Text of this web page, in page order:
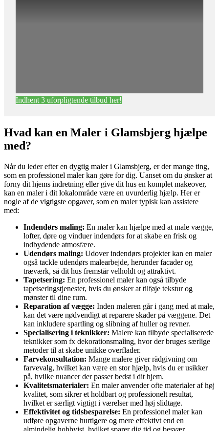
Indhent 3 uforpligtende tilbud her!
Hvad kan en Maler i Glamsbjerg hjælpe
med?
Når du leder efter en dygtig maler i Glamsbjerg, er der mange ting,
som en professionel maler kan gøre for dig. Uanset om du ønsker at
forny dit hjems indretning eller give dit hus en komplet makeover,
kan en maler i dit lokalområde være en uvurderlig hjælp. Her er
nogle af de vigtigste opgaver, som en maler typisk kan assistere
med:
Indendørs maling: En maler kan hjælpe med at male vægge,
lofter, døre og vinduer indendørs for at skabe en frisk og
indbydende atmosfære.
Udendørs maling: Udover indendørs projekter kan en maler
også tackle udendørs malearbejde, herunder facader og
træværk, så dit hus fremstår velholdt og attraktivt.
Tapetsering: En professionel maler kan også tilbyde
tapetseringstjenester, hvis du ønsker at tilføje tekstur og
mønster til dine rum.
Reparation af vægge: Inden maleren går i gang med at male,
kan det være nødvendigt at reparere skader på væggene. Det
kan inkludere spartling og slibning af huller og revner.
Specialisering i teknikker: Malere kan tilbyde specialiserede
teknikker som fx dekorationsmaling, hvor der bruges særlige
metoder til at skabe unikke overflader.
Farvekonsultation: Mange malere giver rådgivning om
farvevalg, hvilket kan være en stor hjælp, hvis du er usikker
på, hvilke nuancer der passer bedst i dit hjem.
Kvalitetsmaterialer: En maler anvender ofte materialer af høj
kvalitet, som sikrer et holdbart og professionelt resultat,
hvilket er særligt vigtigt i værelser med høj slidtage.
Effektivitet og tidsbesparelse: En professionel maler kan
udføre opgaverne hurtigere og mere effektivt end en
almindelig hobbyist, hvilket sparer dig tid og besvær.